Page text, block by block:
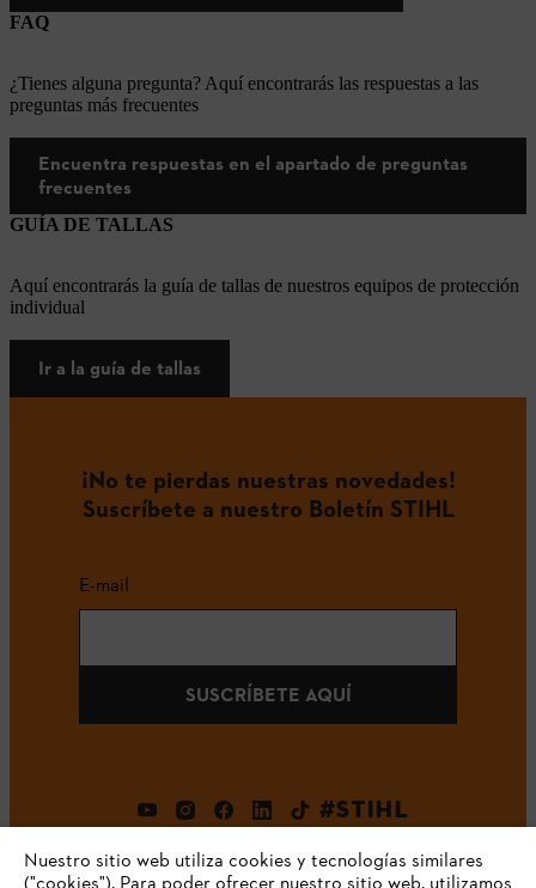
FAQ
¿Tienes alguna pregunta? Aquí encontrarás las respuestas a las
preguntas más frecuentes
Encuentra respuestas en el apartado de preguntas
frecuentes
GUÍA DE TALLAS
Aquí encontrarás la guía de tallas de nuestros equipos de protección
individual
Ir a la guía de tallas
¡No te pierdas nuestras novedades!
Suscríbete a nuestro Boletín STIHL
E-mail
SUSCRÍBETE AQUÍ
#STIHL
Nuestro sitio web utiliza cookies y tecnologías similares